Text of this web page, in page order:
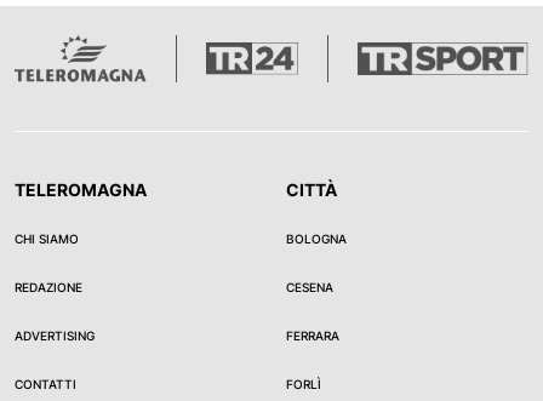
TELEROMAGNA
CHI SIAMO
REDAZIONE
ADVERTISING
CONTATTI
CITTÀ
BOLOGNA
CESENA
FERRARA
FORLÌ